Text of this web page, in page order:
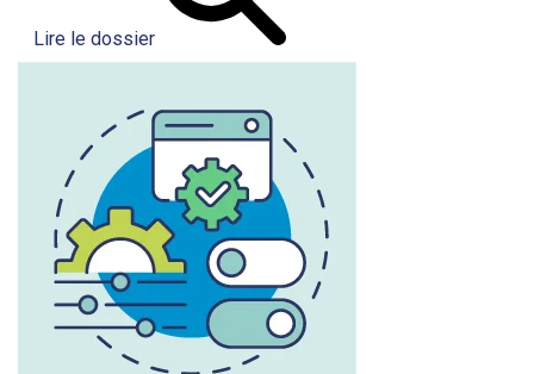
Lire le dossier